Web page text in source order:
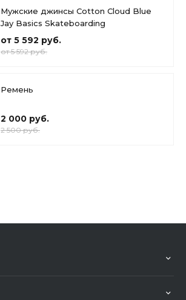
Мужские джинсы Cotton Cloud Blue
Jay Basics Skateboarding
от 5 592 руб.
от 5 592 руб.
Ремень
2 000 руб.
2 500 руб.